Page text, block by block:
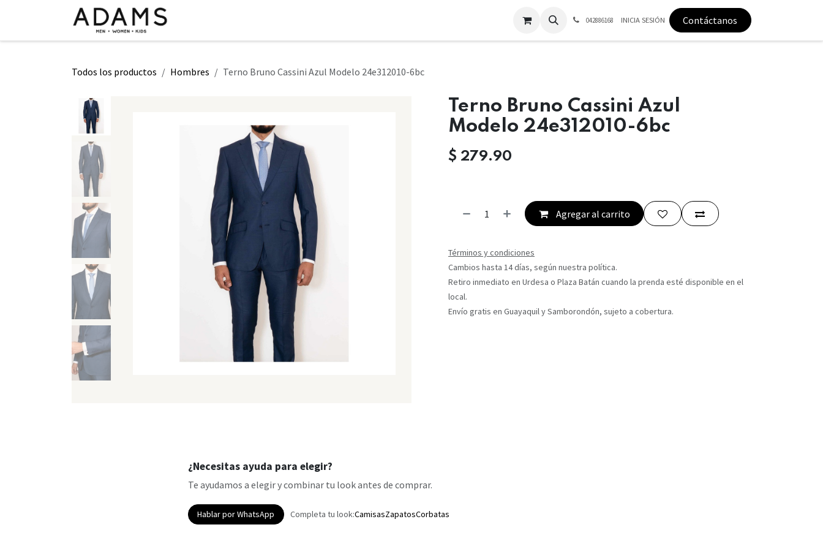
042886168 INICIA SESIÓN Contáctanos
Todos los productos Hombres Terno Bruno Cassini Azul Modelo 24e312010-6bc
Terno Bruno Cassini Azul
Modelo 24e312010-6bc
$ 279.90
Agregar al carrito
Términos y condiciones
Cambios hasta 14 días, según nuestra política.
Retiro inmediato en Urdesa o Plaza Batán cuando la prenda esté disponible en el
local.
Envío gratis en Guayaquil y Samborondón, sujeto a cobertura.
¿Necesitas ayuda para elegir?
Te ayudamos a elegir y combinar tu look antes de comprar.
Hablar por WhatsApp Completa tu look:CamisasZapatosCorbatas